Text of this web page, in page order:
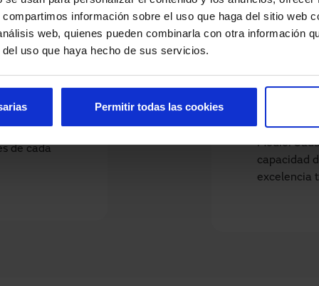
información sobre el uso que haga del sitio web
web, quienes pueden combinarla con otra información
uso que haya hecho de sus servicios.
Permitir todas las cookies
en
en
y
90 países.
a
de cada
Casos
puertas
encuentran
edificios
público en
Medio.
capacidad
excelencia